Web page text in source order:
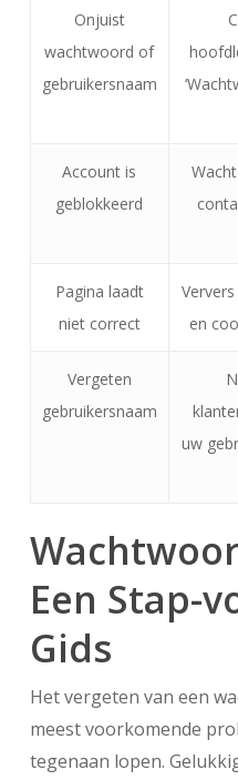
Onjuist
wachtwoord of
gebruikersnaam
Account is
geblokkeerd
Pagina laadt
niet correct
en
Vergeten
gebruikersnaam
uw
Een Stap-
Gids
Het vergeten van een
meest voorkomende
tegenaan lopen.